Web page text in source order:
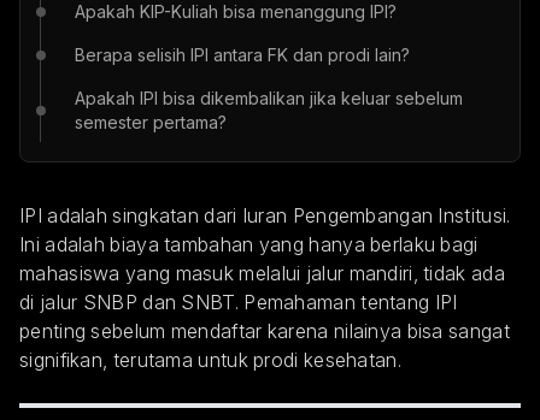
Apakah KIP-Kuliah bisa menanggung IPI?
Berapa selisih IPI antara FK dan prodi lain?
Apakah IPI bisa dikembalikan jika keluar sebelum
semester pertama?
IPI adalah singkatan dari Iuran Pengembangan Institusi.
Ini adalah biaya tambahan yang hanya berlaku bagi
mahasiswa yang masuk melalui jalur mandiri, tidak ada
di jalur SNBP dan SNBT. Pemahaman tentang IPI
penting sebelum mendaftar karena nilainya bisa sangat
signifikan, terutama untuk prodi kesehatan.